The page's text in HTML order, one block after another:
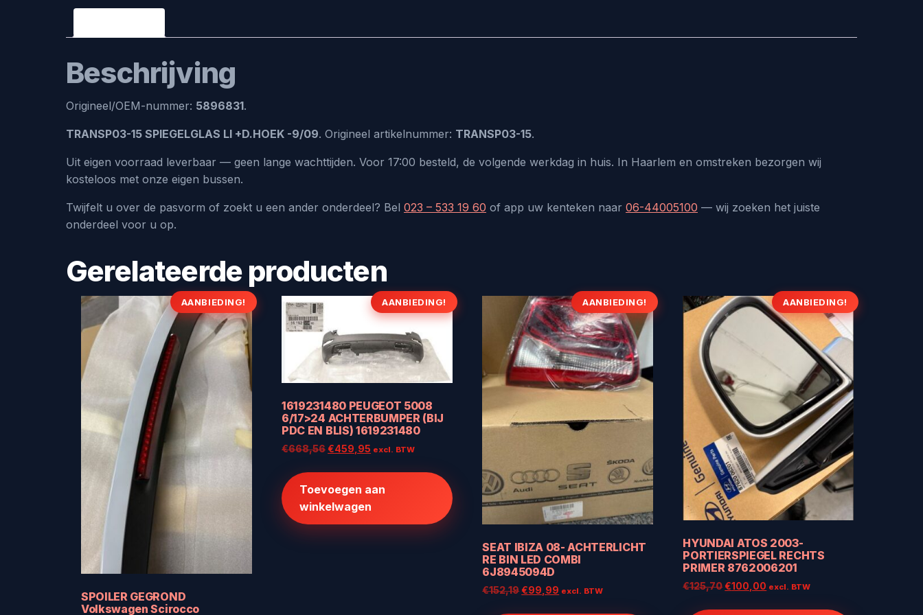
Beschrijving
Origineel/OEM-nummer: 5896831.
TRANSP03-15 SPIEGELGLAS LI +D.HOEK -9/09. Origineel artikelnummer: TRANSP03-15.
Uit eigen voorraad leverbaar — geen lange wachttijden. Voor 17:00 besteld, de volgende werkdag in huis. In Haarlem en omstreken bezorgen wij
kosteloos met onze eigen bussen.
Twijfelt u over de pasvorm of zoekt u een ander onderdeel? Bel 023 – 533 19 60 of app uw kenteken naar 06-44005100 — wij zoeken het juiste
onderdeel voor u op.
Gerelateerde producten
AANBIEDING!
SPOILER GEGROND
Volkswagen Scirocco
AANBIEDING!
1619231480 PEUGEOT 5008
6/17>24 ACHTERBUMPER (BIJ
PDC EN BLIS) 1619231480
€668,56Oorspronkelijke
€668,56.
€459,95 Huidige
€459,95.
excl. BTW
Toevoegen aan
winkelwagen
AANBIEDING!
SEAT IBIZA 08- ACHTERLICHT
RE BIN LED COMBI
6J8945094D
€152,19Oorspronkelijke
€99,99 Huidige
excl. BTW
AANBIEDING!
HYUNDAI ATOS 2003-
PORTIERSPIEGEL RECHTS
PRIMER 8762006201
€125,70Oorspronkelijke
€100,00 Huidige
excl. BTW